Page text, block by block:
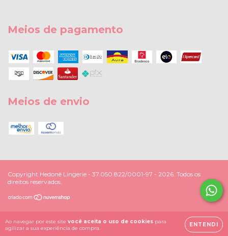
Ao navegar por este site você aceita o uso de cookies para
agilizar a sua experiência de compra.
ENTENDI
Meios de pagamento
Meios de envio
Copyright Hedonê Lingerie - 37.050.822/0001-97 - 2026. Todos os
direitos reservados.